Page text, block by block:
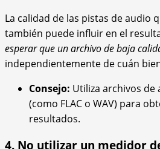
La calidad de las pistas de audio
también puede influir en el
esperar que un archivo de baja
independientemente de cuán
Consejo: Utiliza archivos de
(como FLAC o WAV) para
resultados.
4. No utilizar un medidor